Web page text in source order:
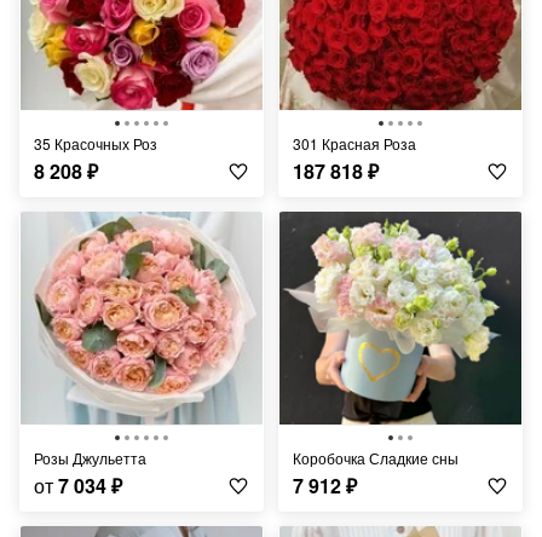
35 Красочных Роз
8 208₽
301 Красная Роза
187 818₽
Розы Джульетта
от7 034₽
Коробочка Сладкие сны
7 912₽